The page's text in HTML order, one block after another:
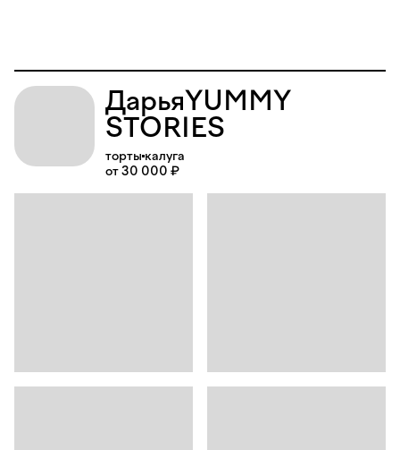
ДарьяYUMMY
STORIES
торты калуга
от 30 000 ₽